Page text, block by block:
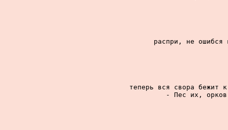
распри, не ошибся
теперь вся свора бежит
- Пес их,